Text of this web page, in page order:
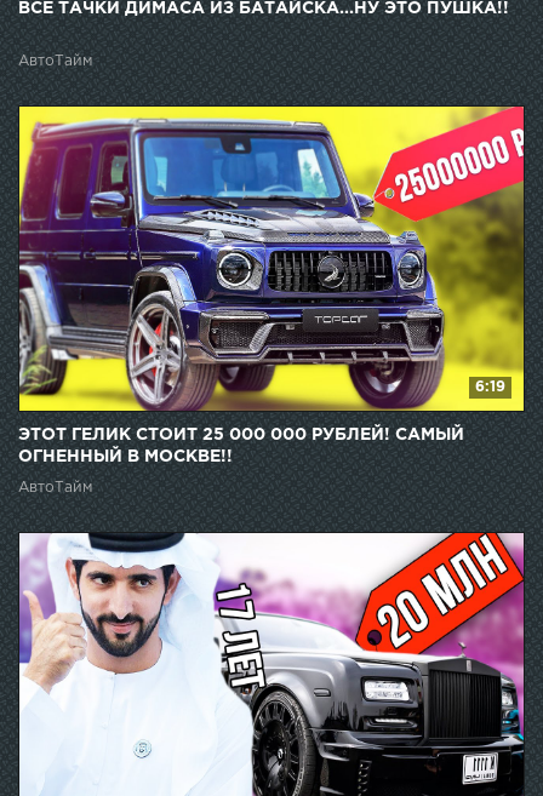
ВСЕ ТАЧКИ ДИМАСА ИЗ БАТАЙСКА...НУ ЭТО ПУШКА!!
АвтоТайм
6:19
ЭТОТ ГЕЛИК СТОИТ 25 000 000 РУБЛЕЙ! САМЫЙ
ОГНЕННЫЙ В МОСКВЕ!!
АвтоТайм